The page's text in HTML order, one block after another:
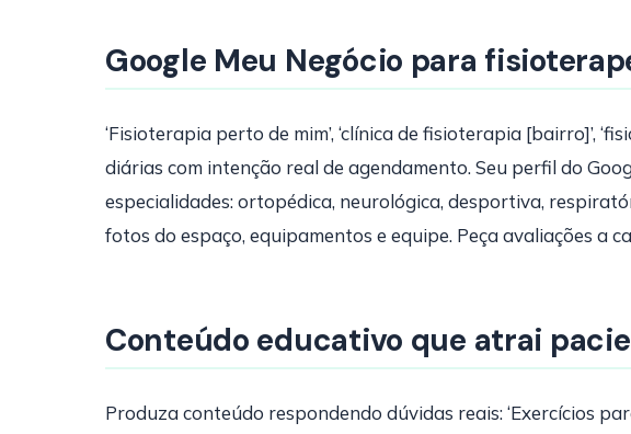
Google Meu Negócio para
‘Fisioterapia perto de mim’, ‘clínica de fisioterapia [bairro]’,
diárias com intenção real de agendamento. Seu perfil do
especialidades: ortopédica, neurológica, desportiva,
fotos do espaço, equipamentos e equipe. Peça avaliações a
Conteúdo educativo que atrai
Produza conteúdo respondendo dúvidas reais: ‘Exercícios